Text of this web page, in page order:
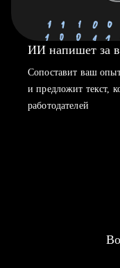
ИИ напишет за
Сопоставит ваш
и предложит текст,
работодателей